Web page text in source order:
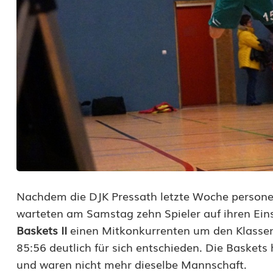
z
t
c
h
r
z
e
S
e
Nachdem die DJK Pressath letzte Woche
warteten am Samstag zehn Spieler auf ihren
Baskets II einen Mitkonkurrenten um den
85:56 deutlich für sich entschieden. Die
und waren nicht mehr dieselbe Mannschaft.